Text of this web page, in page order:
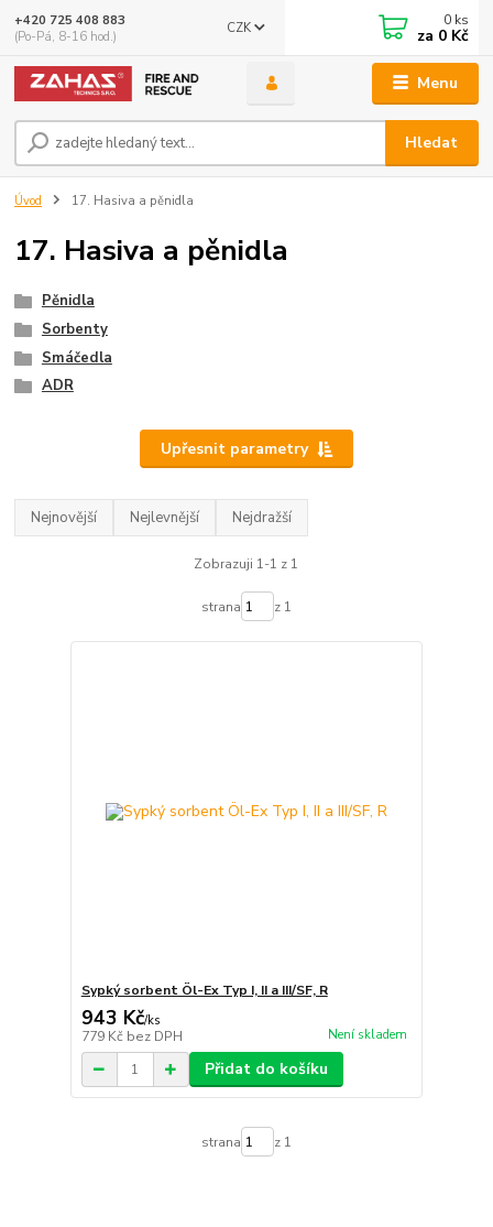
Menu
CZK
Hledat
+420 725 408 883
(Po-Pá, 8-16 hod.)
0 ks
za 0 Kč
Úvod 17. Hasiva a pěnidla
17. Hasiva a pěnidla
Pěnidla
Sorbenty
Smáčedla
ADR
Upřesnit parametry
Nejnovější Nejlevnější Nejdražší
Zobrazuji 1-1 z 1
strana z 1
Sypký sorbent Öl-Ex Typ I, II a III/SF, R
943 Kč/ks
779 Kč bez DPH Není skladem
Přidat do košíku
strana z 1